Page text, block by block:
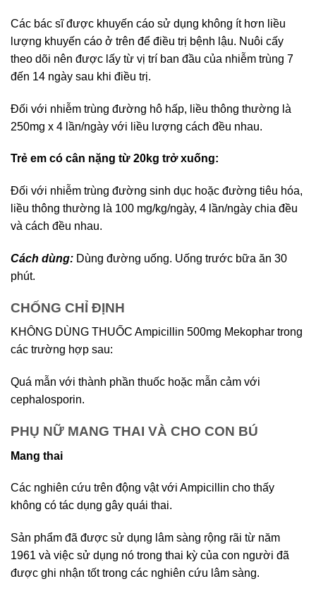
Các bác sĩ được khuyến cáo sử dụng không ít hơn liều
lượng khuyến cáo ở trên để điều trị bệnh lậu. Nuôi cấy
theo dõi nên được lấy từ vị trí ban đầu của nhiễm trùng 7
đến 14 ngày sau khi điều trị.
Đối với nhiễm trùng đường hô hấp, liều thông thường là
250mg x 4 lần/ngày với liều lượng cách đều nhau.
Trẻ em có cân nặng từ 20kg trở xuống:
Đối với nhiễm trùng đường sinh dục hoặc đường tiêu hóa,
liều thông thường là 100 mg/kg/ngày, 4 lần/ngày chia đều
và cách đều nhau.
Cách dùng: Dùng đường uống. Uống trước bữa ăn 30
phút.
CHỐNG CHỈ ĐỊNH
KHÔNG DÙNG THUỐC Ampicillin 500mg Mekophar trong
các trường hợp sau:
Quá mẫn với thành phần thuốc hoặc mẫn cảm với
cephalosporin.
PHỤ NỮ MANG THAI VÀ CHO CON BÚ
Mang thai
Các nghiên cứu trên động vật với Ampicillin cho thấy
không có tác dụng gây quái thai.
Sản phẩm đã được sử dụng lâm sàng rộng rãi từ năm
1961 và việc sử dụng nó trong thai kỳ của con người đã
được ghi nhận tốt trong các nghiên cứu lâm sàng.